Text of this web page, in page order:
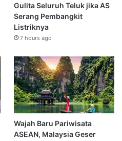
Gulita Seluruh Teluk jika AS
Serang Pembangkit
Listriknya
7 hours ago
Wajah Baru Pariwisata
ASEAN, Malaysia Geser